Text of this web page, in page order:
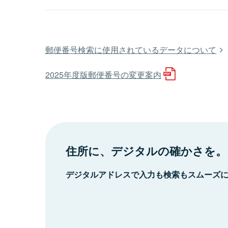
郵便番号検索に使用されているデータについて
2025年度版郵便番号の変更案内
住所に、デジタルの確かさを。
デジタルアドレスで入力も検索もスムーズ